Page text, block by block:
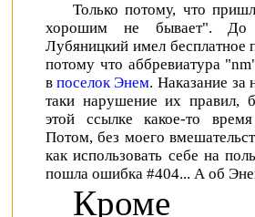
Только потому, что
хорошим не бывает". До
Лубяницкий имел бесплатное
потому что аббревиатура
в поселок Энем. Наказание за
таки нарушение их правил,
этой ссылке какое-то
Потом, без моего
как использовать себе на
пошла ошибка #404... А об